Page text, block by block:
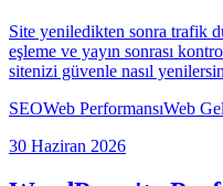
Site yeniledikten sonra trafik
eşleme ve yayın sonrası
sitenizi güvenle nasıl
SEOWeb PerformansıWeb
30 Haziran 2026